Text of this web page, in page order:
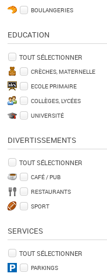
BOULANGERIES
EDUCATION
TOUT SÉLECTIONNER
CRÈCHES, MATERNELLE
ECOLE PRIMAIRE
COLLÈGES, LYCÉES
UNIVERSITÉ
DIVERTISSEMENTS
TOUT SÉLECTIONNER
CAFÉ / PUB
RESTAURANTS
SPORT
SERVICES
TOUT SÉLECTIONNER
PARKINGS